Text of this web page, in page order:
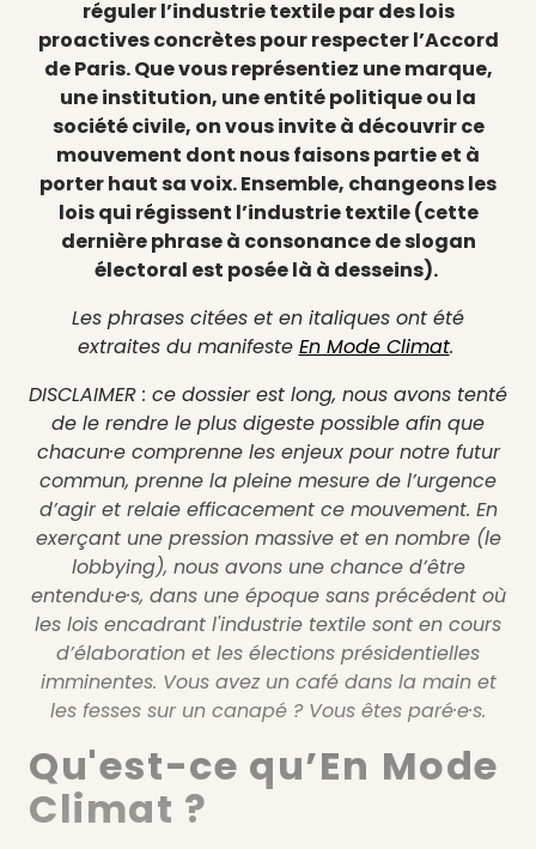
réguler l’industrie textile par des lois
proactives concrètes pour respecter l’Accord
de Paris. Que vous représentiez une marque,
une institution, une entité politique ou la
société civile, on vous invite à découvrir ce
mouvement dont nous faisons partie et à
porter haut sa voix. Ensemble, changeons les
lois qui régissent l’industrie textile (cette
dernière phrase à consonance de slogan
électoral est posée là à desseins).
Les phrases citées et en italiques ont été
extraites du manifeste En Mode Climat.
DISCLAIMER : ce dossier est long, nous avons tenté
de le rendre le plus digeste possible afin que
chacun·e comprenne les enjeux pour notre futur
commun, prenne la pleine mesure de l’urgence
d’agir et relaie efficacement ce mouvement. En
exerçant une pression massive et en nombre (le
lobbying), nous avons une chance d’être
entendu·e·s, dans une époque sans précédent où
les lois encadrant l'industrie textile sont en cours
d’élaboration et les élections présidentielles
imminentes. Vous avez un café dans la main et
les fesses sur un canapé ? Vous êtes paré·e·s.
Qu'est-ce qu’En Mode
Climat ?